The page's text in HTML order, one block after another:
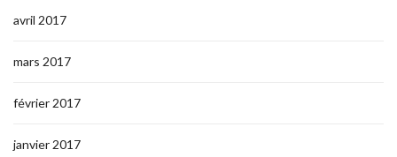
avril 2017
mars 2017
février 2017
janvier 2017